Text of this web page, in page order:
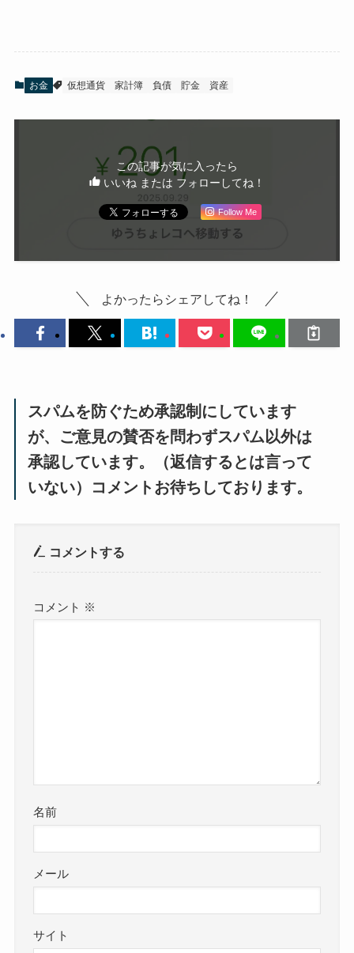
お金 仮想通貨 家計簿 負債 貯金 資産
この記事が気に入ったら
いいね または フォローしてね！
Follow Me
よかったらシェアしてね！
スパムを防ぐため承認制にしています
が、ご意見の賛否を問わずスパム以外は
承認しています。（返信するとは言って
いない）コメントお待ちしております。
コメントする
コメント ※
名前
メール
サイト